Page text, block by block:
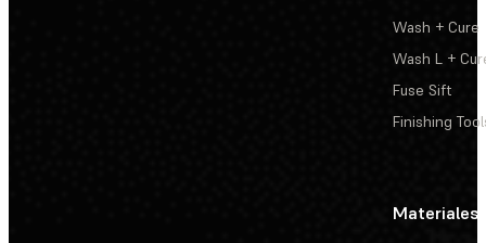
Wash + Cure
Wash L +
Fuse Sift
Finishing
Materiales